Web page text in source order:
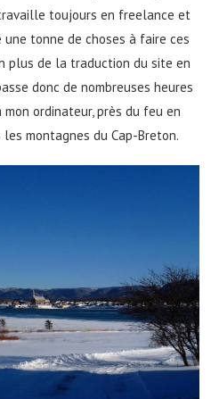
toujours en freelance et
une tonne de choses à faire ces
plus de la traduction du site en
donc de nombreuses heures
ordinateur, près du feu en
montagnes du Cap-Breton.